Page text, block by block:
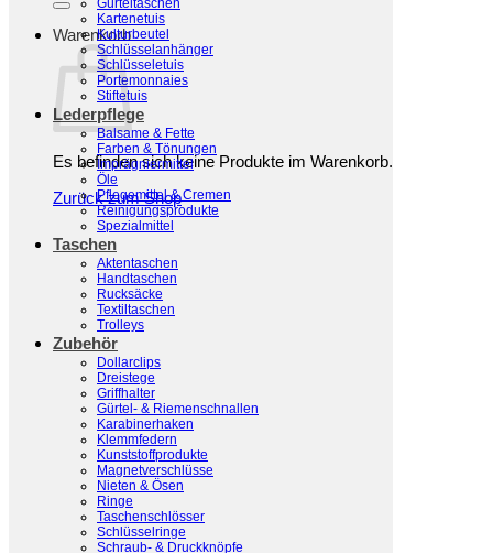
Warenkorb
Es befinden sich keine Produkte im Warenkorb.
Zurück zum Shop
Gürteltaschen
Kartenetuis
Kulturbeutel
Schlüsselanhänger
Schlüsseletuis
Portemonnaies
Stiftetuis
Lederpflege
Balsame & Fette
Farben & Tönungen
Imprägniermittel
Öle
Pflegemittel & Cremen
Reinigungsprodukte
Spezialmittel
Taschen
Aktentaschen
Handtaschen
Rucksäcke
Textiltaschen
Trolleys
Zubehör
Dollarclips
Dreistege
Griffhalter
Gürtel- & Riemenschnallen
Karabinerhaken
Klemmfedern
Kunststoffprodukte
Magnetverschlüsse
Nieten & Ösen
Ringe
Taschenschlösser
Schlüsselringe
Schraub- & Druckknöpfe
Schlüsseletuis
Kleinlederwaren /Schlüsseletuis